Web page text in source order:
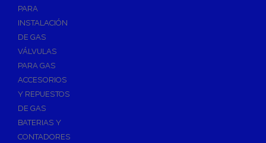
PARA
INSTALACIÓN
DE GAS
VÁLVULAS
PARA GAS
ACCESORIOS
Y REPUESTOS
DE GAS
BATERIAS Y
CONTADORES